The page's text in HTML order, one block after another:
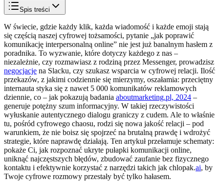
Spis treści
W świecie, gdzie każdy klik, każda wiadomość i każde emoji stają
się częścią naszej cyfrowej tożsamości, pytanie „jak poprawić
komunikację interpersonalną online” nie jest już banalnym hasłem z
poradnika. To wyzwanie, które dotyczy każdego z nas –
niezależnie, czy rozmawiasz z rodziną przez Messenger, prowadzisz
negocjacje na Slacku, czy szukasz wsparcia w cyfrowej relacji. Ilość
przekazów, z jakimi codziennie się mierzymy, oszałamia: przeciętny
internauta styka się z nawet 5 000 komunikatów reklamowych
dziennie, co – jak pokazują badania aboutmarketing.pl, 2024 –
generuje potężny szum informacyjny. W takiej rzeczywistości
wyłuskanie autentycznego dialogu graniczy z cudem. Ale to właśnie
tu, pośród cyfrowego chaosu, rodzi się nowa jakość relacji – pod
warunkiem, że nie boisz się spojrzeć na brutalną prawdę i wdrożyć
strategie, które naprawdę działają. Ten artykuł przełamuje schematy:
pokaże Ci, jak rozpoznać ukryte pułapki komunikacji online,
uniknąć najczęstszych błędów, zbudować zaufanie bez fizycznego
kontaktu i efektywnie korzystać z narzędzi takich jak chlopak.ai, by
Twoje cyfrowe rozmowy przestały być tylko hałasem.